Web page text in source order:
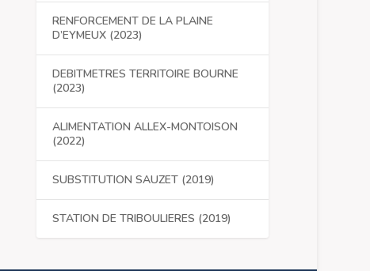
RENFORCEMENT DE LA PLAINE
D’EYMEUX (2023)
DEBITMETRES TERRITOIRE BOURNE
(2023)
ALIMENTATION ALLEX-MONTOISON
(2022)
SUBSTITUTION SAUZET (2019)
STATION DE TRIBOULIERES (2019)